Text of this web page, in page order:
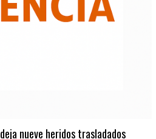
nueve heridos trasladados